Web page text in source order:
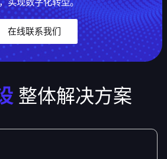
实现数字化转型。
在线联系我们
整体解决方案